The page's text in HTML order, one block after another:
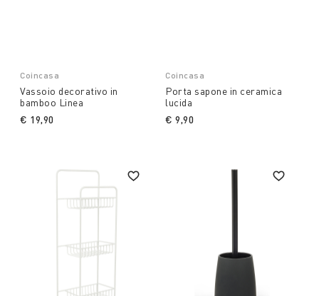
Coincasa
Vassoio decorativo in
bamboo Linea
€ 19,90
Coincasa
Porta sapone in ceramica
lucida
€ 9,90